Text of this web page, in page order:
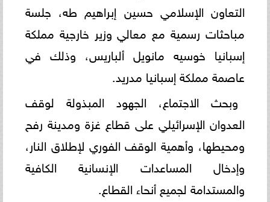
التعاون الإسلامي حسين إبراهيم طه، جلسة
مباحثات رسمية مع معالي وزير خارجية مملكة
إسبانيا خوسيه مانويل ألباريس، وذلك في
عاصمة مملكة إسبانيا مدريد.
وبحث الاجتماع، الجهود المبذولة لوقف
العدوان الإسرائيلي على قطاع غزة ومدينة رفح
ومحيطها، وأهمية الوقف الفوري لإطلاق النار،
وإدخال المساعدات الإنسانية الكافية
والمستدامة لجميع أنحاء القطاع.